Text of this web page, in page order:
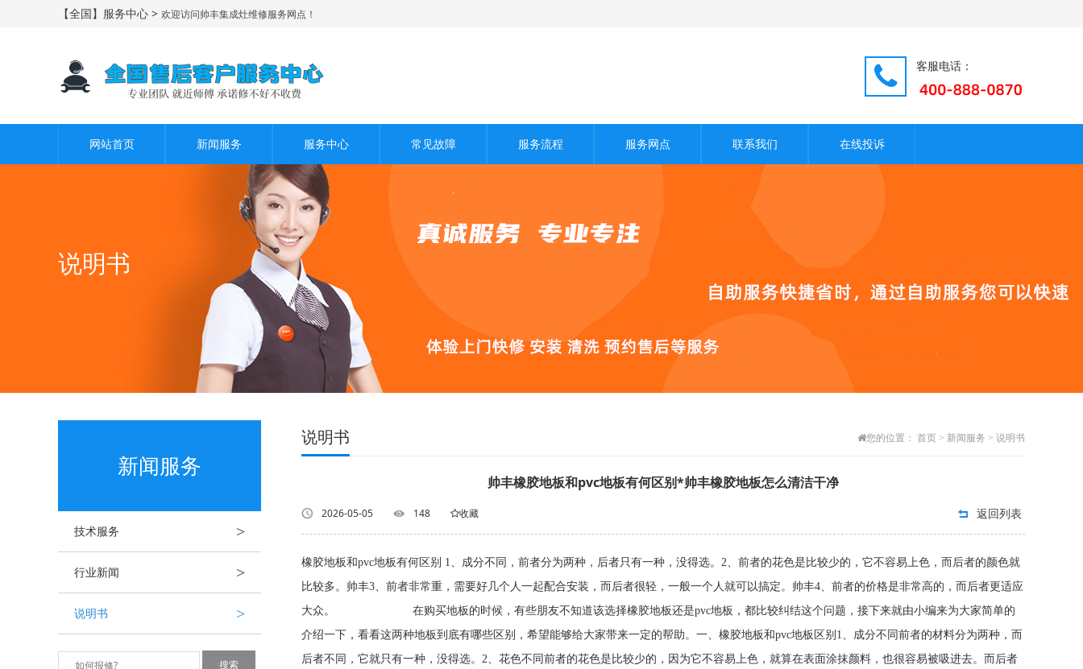
【全国】服务中心 > 欢迎访问帅丰集成灶维修服务网点！
客服电话：
网站首页 新闻服务 服务中心 常见故障 服务流程 服务网点 联系我们 在线投诉
说明书
新闻服务
技术服务 >
行业新闻 >
说明书 >
说明书 您的位置： 首页 > 新闻服务 > 说明书
帅丰橡胶地板和pvc地板有何区别*帅丰橡胶地板怎么清洁干净
2026-05-05 148 收藏 返回列表
橡胶地板和pvc地板有何区别 1、成分不同，前者分为两种，后者只有一种，没得选。2、前者的花色是比较少的，它不容易上色，而后者的颜色就
比较多。帅丰3、前者非常重，需要好几个人一起配合安装，而后者很轻，一般一个人就可以搞定。帅丰4、前者的价格是非常高的，而后者更适应
大众。 在购买地板的时候，有些朋友不知道该选择橡胶地板还是pvc地板，都比较纠结这个问题，接下来就由小编来为大家简单的
介绍一下，看看这两种地板到底有哪些区别，希望能够给大家带来一定的帮助。一、橡胶地板和pvc地板区别1、成分不同前者的材料分为两种，而
后者不同，它就只有一种，没得选。2、花色不同前者的花色是比较少的，因为它不容易上色，就算在表面涂抹颜料，也很容易被吸进去。而后者